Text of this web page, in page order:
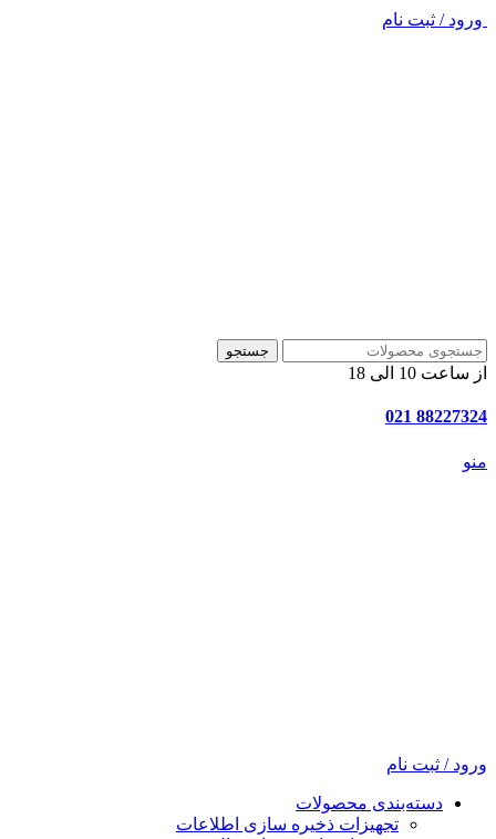
ورود / ثبت نام
جستجو
از ساعت 10 الی 18
88227324 021
منو
ورود / ثبت نام
دسته‌بندی محصولات
تجهیزات ذخیره سازی اطلاعات